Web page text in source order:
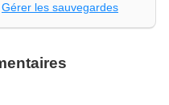
Gérer les sauvegardes